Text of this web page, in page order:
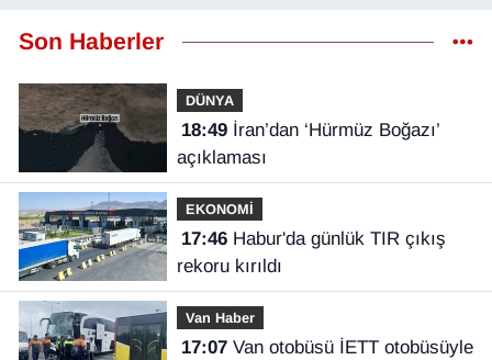
Son Haberler
DÜNYA
18:49İran’dan ‘Hürmüz Boğazı’
açıklaması
EKONOMİ
17:46Habur'da günlük TIR çıkış
rekoru kırıldı
Van Haber
17:07Van otobüsü İETT otobüsüyle